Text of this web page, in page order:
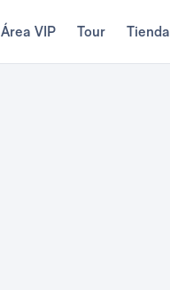
Área VIP Tour Tienda